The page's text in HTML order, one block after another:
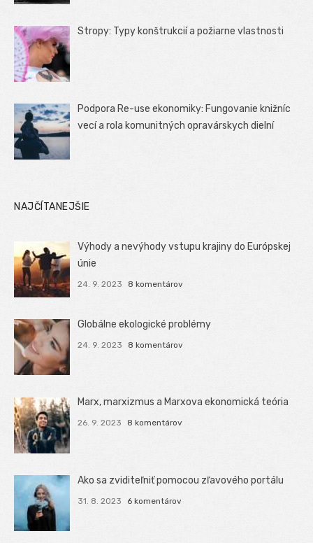
Stropy: Typy konštrukcií a požiarne vlastnosti
Podpora Re-use ekonomiky: Fungovanie knižníc
vecí a rola komunitných opravárskych dielní
NAJČÍTANEJŠIE
Výhody a nevýhody vstupu krajiny do Európskej
únie
24. 9. 2023 8 komentárov
Globálne ekologické problémy
24. 9. 2023 8 komentárov
Marx, marxizmus a Marxova ekonomická teória
26. 9. 2023 8 komentárov
Ako sa zviditeľniť pomocou zľavového portálu
31. 8. 2023 6 komentárov